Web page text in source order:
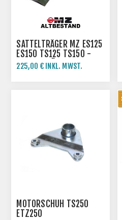
SATTELTRÄGER MZ ES125
ES150 TS125 TS150 -
GST-AUSFÜHRUNG
225,00 € INKL. MWST.
MOTORSCHUH TS250
ETZ250